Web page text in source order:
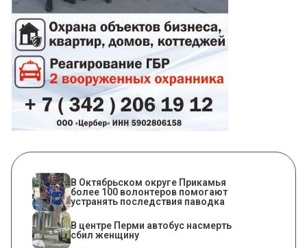
В Октябрьском округе Прикамья
более 100 волонтеров помогают
устранять последствия паводка
В центре Перми автобус насмерть
сбил женщину